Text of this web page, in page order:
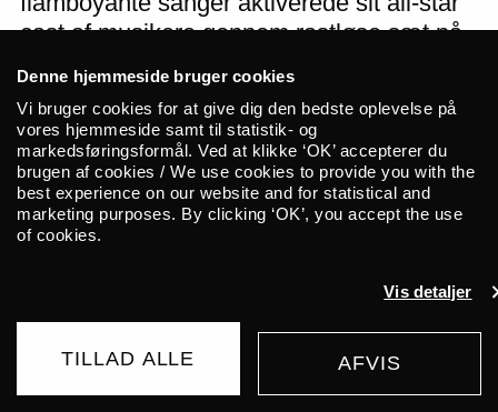
Denne hjemmeside bruger cookies
Vi bruger cookies for at give dig den bedste oplevelse på
vores hjemmeside samt til statistik- og
markedsføringsformål. Ved at klikke ‘OK’ accepterer du
brugen af cookies / We use cookies to provide you with the
best experience on our website and for statistical and
marketing purposes. By clicking ‘OK’, you accept the use
of cookies.
Vis detaljer
TILLAD ALLE AFVIS
cast af musikere gennem rastløse sæt på
to timer eller mere, og prædikede
ubønhørligt funk på den ghanesiske måde,
før han lod hele affæren kollapse i et hæst
skrig: “Vil du have mere?”. Nu er han
tilbage i 2023 takket være den massive
offentlige efterspørgsel – den legendariske
performer blev mødt af et stort publikum
Robert Roy Raindorf er en af ​​de mest
gådefulde skikkelser på Vestafrikas
1970’er-scene. Efter at have flyttet til